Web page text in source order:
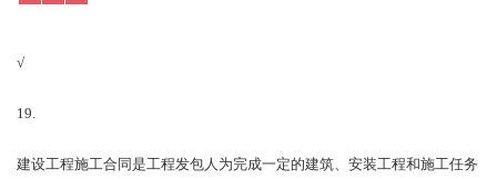
√
19.
建设工程施工合同是工程发包人为完成一定的建筑、安装工程和施工任务